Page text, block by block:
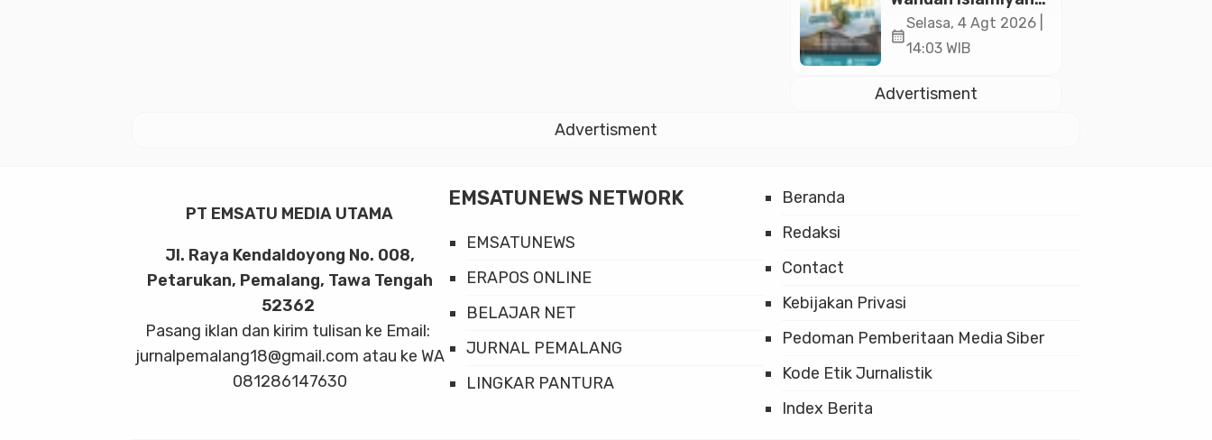
Akan Kukuhkan
10.000 Guru Al-
Istiqlal
calendar_month
Selasa, 4 Agt 2026 |
14:03 WIB
Advertisment
Advertisment
PT EMSATU MEDIA UTAMA
Jl. Raya Kendaldoyong No. 008,
Petarukan, Pemalang, Tawa Tengah
52362
Pasang iklan dan kirim tulisan ke Email:
jurnalpemalang18@gmail.com atau ke WA
081286147630
EMSATUNEWS NETWORK
EMSATUNEWS
ERAPOS ONLINE
BELAJAR NET
JURNAL PEMALANG
LINGKAR PANTURA
Beranda
Redaksi
Contact
Kebijakan Privasi
Pedoman Pemberitaan Media Siber
Kode Etik Jurnalistik
Index Berita